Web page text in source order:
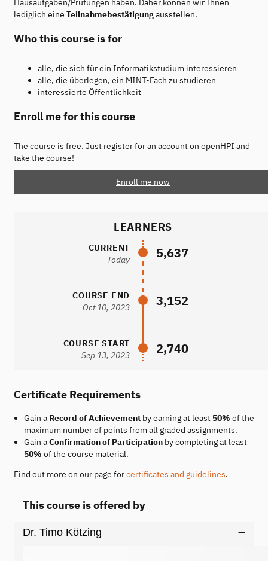
Hausaufgaben/Prüfungen haben. Daher können wir Ihnen
lediglich eine Teilnahmebestätigungausstellen.
Who this course is for
alle, die sich für ein Informatikstudium interessieren
alle, die überlegen, ein MINT-Fach zu studieren
interessierte Öffentlichkeit
Enroll me for this course
The course is free. Just register for an account on openHPI and
take the course!
Enroll me now
LEARNERS
CURRENT
Today
5,637
COURSE END
Oct 10, 2023
3,152
COURSE START
Sep 13, 2023
2,740
Certificate Requirements
Gain a Record of Achievementby earning at least 50% of the
maximum number of points from all graded assignments.
Gain aConfirmation of Participationby completing at least
50% of the course material.
Find out more on our page forcertificates and guidelines.
This course is offered by
Dr. Timo Kötzing